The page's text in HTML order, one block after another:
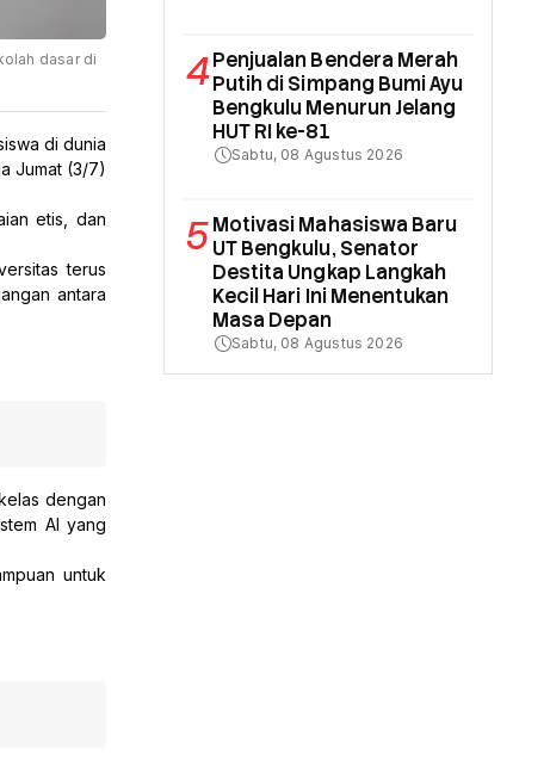
dasar di
di dunia
Jumat (3/7)
etis, dan
terus
antara
dengan
AI yang
untuk
4Penjualan Bendera Merah
Putih di Simpang Bumi Ayu
Bengkulu Menurun Jelang
HUT RI ke-81
Sabtu, 08 Agustus 2026
5Motivasi Mahasiswa Baru
UT Bengkulu, Senator
Destita Ungkap Langkah
Kecil Hari Ini Menentukan
Masa Depan
Sabtu, 08 Agustus 2026